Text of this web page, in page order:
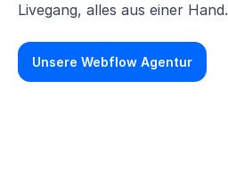
Livegang, alles aus einer Hand.
Unsere Webflow Agentur